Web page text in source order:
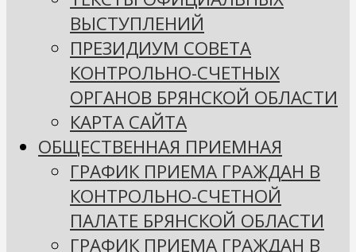
ВЫСТУПЛЕНИЙ
ПРЕЗИДИУМ СОВЕТА
КОНТРОЛЬНО-СЧЕТНЫХ
ОРГАНОВ БРЯНСКОЙ ОБЛАСТИ
КАРТА САЙТА
ОБЩЕСТВЕННАЯ ПРИЕМНАЯ
ГРАФИК ПРИЕМА ГРАЖДАН В
КОНТРОЛЬНО-СЧЕТНОЙ
ПАЛАТЕ БРЯНСКОЙ ОБЛАСТИ
ГРАФИК ПРИЕМА ГРАЖДАН В